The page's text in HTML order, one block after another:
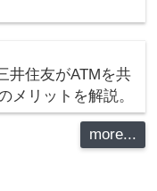
井住友がATMを共
メリットを解説。
more...